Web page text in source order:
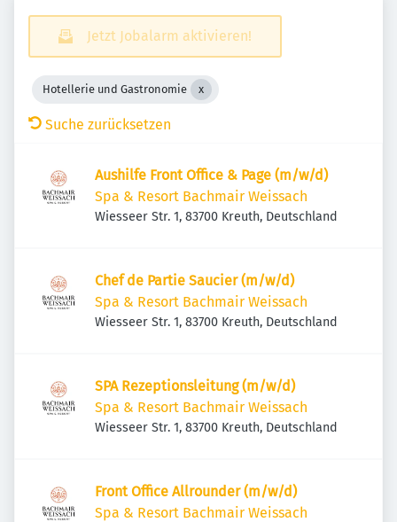
Jetzt Jobalarm aktivieren!
Hotellerie und Gastronomie
Suche zurücksetzen
Aushilfe Front Office & Page (m/w/d)
Spa & Resort Bachmair Weissach
Wiesseer Str. 1, 83700 Kreuth, Deutschland
Chef de Partie Saucier (m/w/d)
Spa & Resort Bachmair Weissach
Wiesseer Str. 1, 83700 Kreuth, Deutschland
SPA Rezeptionsleitung (m/w/d)
Spa & Resort Bachmair Weissach
Wiesseer Str. 1, 83700 Kreuth, Deutschland
Front Office Allrounder (m/w/d)
Spa & Resort Bachmair Weissach